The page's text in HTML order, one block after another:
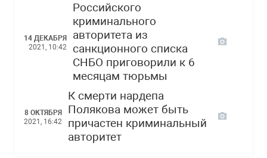
14 ДЕКАБРЯ
2021, 10:42
Российского
криминального
авторитета из
санкционного списка
СНБО приговорили к 6
месяцам тюрьмы
8 ОКТЯБРЯ
2021, 16:42
К смерти нардепа
Полякова может быть
причастен криминальный
авторитет